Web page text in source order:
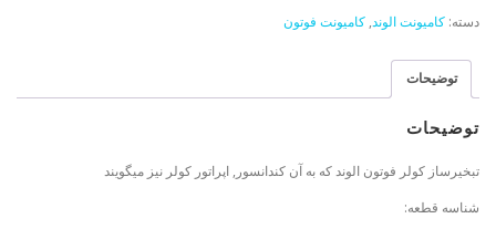
دسته: کامیونت الوند, کامیونت فوتون
توضیحات
توضیحات
تبخیرساز کولر فوتون الوند که به آن کندانسور, اپراتور کولر نیز میگویند
شناسه قطعه: